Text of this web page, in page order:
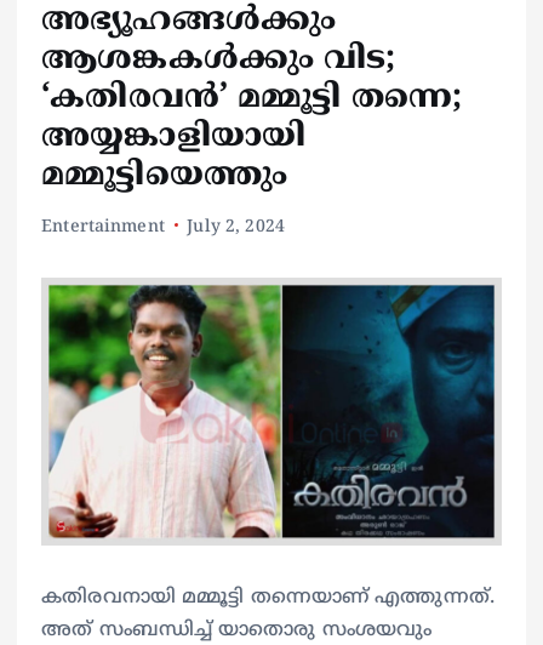
അഭ്യൂഹങ്ങള്‍ക്കും
ആശങ്കകള്‍ക്കും വിട;
‘കതിരവന്‍’ മമ്മൂട്ടി തന്നെ;
അയ്യങ്കാളിയായി
മമ്മൂട്ടിയെത്തും
Entertainment July 2, 2024
കതിരവനായി മമ്മൂട്ടി തന്നെയാണ് എത്തുന്നത്.
അത് സംബന്ധിച്ച് യാതൊരു സംശയവും